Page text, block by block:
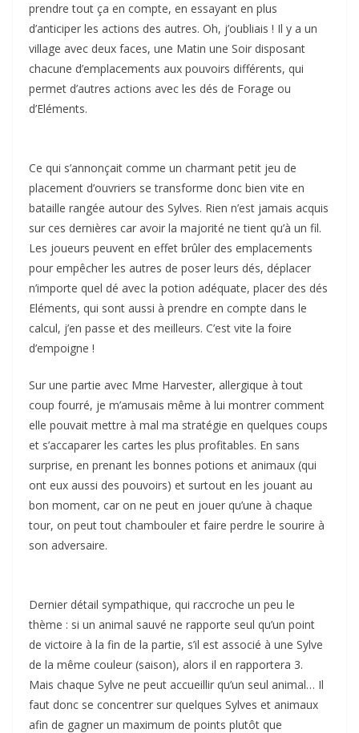
prendre tout ça en compte, en essayant en plus
d’anticiper les actions des autres. Oh, j’oubliais ! Il y a un
village avec deux faces, une Matin une Soir disposant
chacune d’emplacements aux pouvoirs différents, qui
permet d’autres actions avec les dés de Forage ou
d’Eléments.
Ce qui s’annonçait comme un charmant petit jeu de
placement d’ouvriers se transforme donc bien vite en
bataille rangée autour des Sylves. Rien n’est jamais acquis
sur ces dernières car avoir la majorité ne tient qu’à un fil.
Les joueurs peuvent en effet brûler des emplacements
pour empêcher les autres de poser leurs dés, déplacer
n’importe quel dé avec la potion adéquate, placer des dés
Eléments, qui sont aussi à prendre en compte dans le
calcul, j’en passe et des meilleurs. C’est vite la foire
d’empoigne !
Sur une partie avec Mme Harvester, allergique à tout
coup fourré, je m’amusais même à lui montrer comment
elle pouvait mettre à mal ma stratégie en quelques coups
et s’accaparer les cartes les plus profitables. En sans
surprise, en prenant les bonnes potions et animaux (qui
ont eux aussi des pouvoirs) et surtout en les jouant au
bon moment, car on ne peut en jouer qu’une à chaque
tour, on peut tout chambouler et faire perdre le sourire à
son adversaire.
Dernier détail sympathique, qui raccroche un peu le
thème : si un animal sauvé ne rapporte seul qu’un point
de victoire à la fin de la partie, s’il est associé à une Sylve
de la même couleur (saison), alors il en rapportera 3.
Mais chaque Sylve ne peut accueillir qu’un seul animal… Il
faut donc se concentrer sur quelques Sylves et animaux
afin de gagner un maximum de points plutôt que